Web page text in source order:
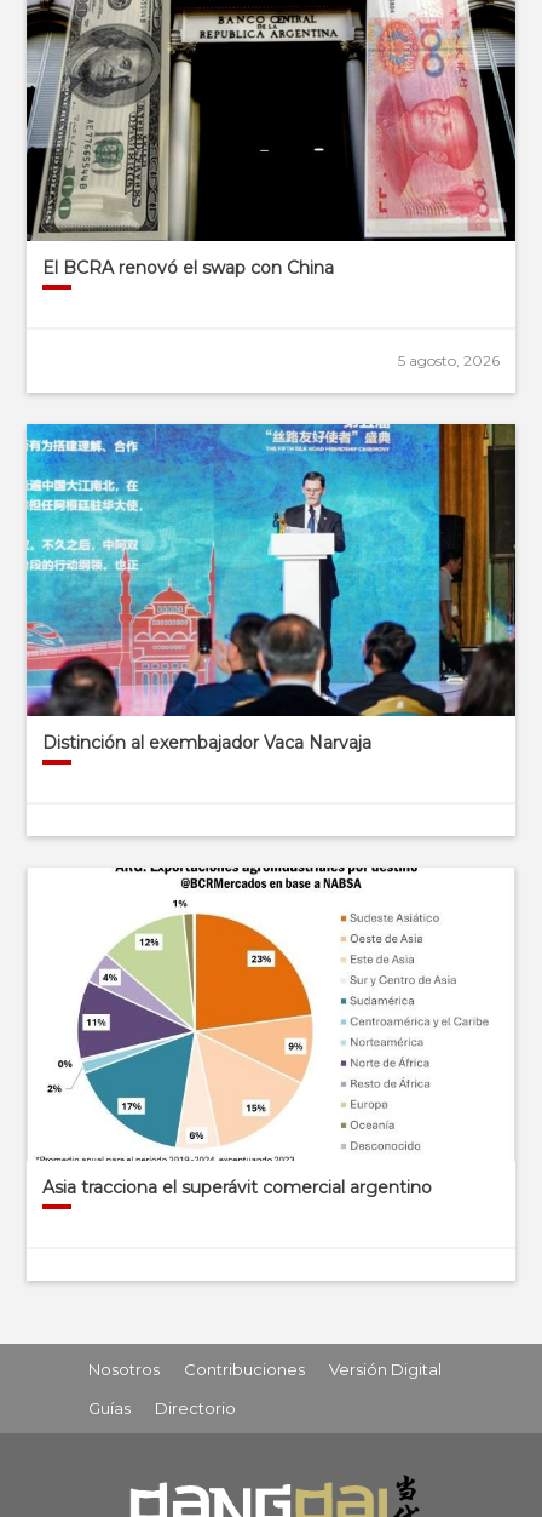
El BCRA renovó el swap con China
5 agosto, 2026
Distinción al exembajador Vaca Narvaja
Asia tracciona el superávit comercial argentino
Nosotros Contribuciones
Versión Digital
Guías
Directorio